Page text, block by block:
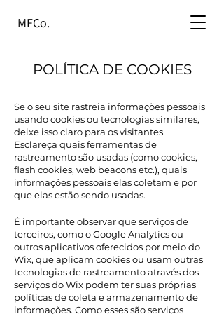
MFCo.​​
POLÍTICA DE COOKIES
Se o seu site rastreia informações pessoais
usando cookies ou tecnologias similares,
deixe isso claro para os visitantes.
Esclareça quais ferramentas de
rastreamento são usadas (como cookies,
flash cookies, web beacons etc.), quais
informações pessoais elas coletam e por
que elas estão sendo usadas.
É importante observar que serviços de
terceiros, como o Google Analytics ou
outros aplicativos oferecidos por meio do
Wix, que aplicam cookies ou usam outras
tecnologias de rastreamento através dos
serviços do Wix podem ter suas próprias
políticas de coleta e armazenamento de
informações. Como esses são serviços